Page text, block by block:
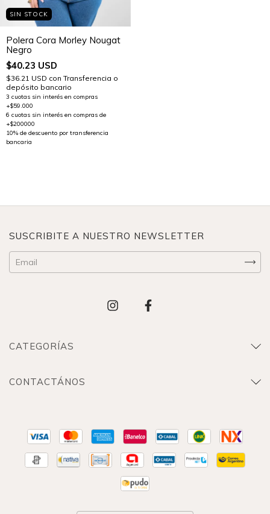
SIN STOCK
Polera Cora Morley Nougat
Negro
$40.23 USD
$36.21 USD con Transferencia o
depósito bancario
SUSCRIBITE A NUESTRO NEWSLETTER
CATEGORÍAS
CONTACTÁNOS